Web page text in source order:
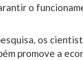
o
os
promove a